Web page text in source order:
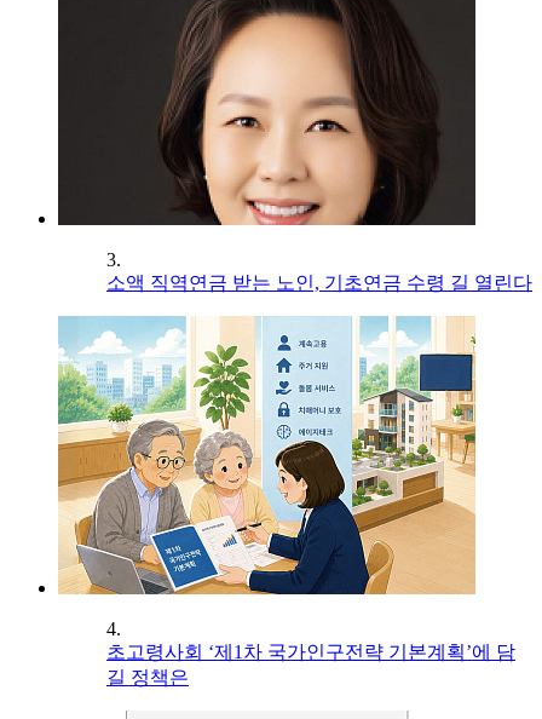
3.
소액 직역연금 받는 노인, 기초연금 수령 길 열린다
4.
초고령사회 ‘제1차 국가인구전략 기본계획’에 담
길 정책은